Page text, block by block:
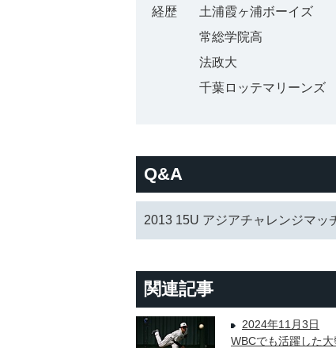
経歴
土浦霞ヶ浦ボーイズ
常総学院高
法政大
千葉ロッテマリーンズ
Q&A
2013 15U アジアチャレンジマッ
関連記事
2024年11月3日
WBCでも活躍した